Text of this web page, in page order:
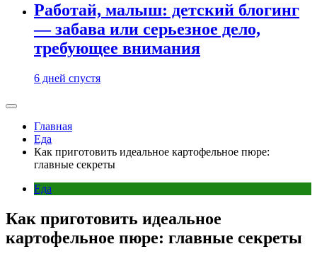
Работай, малыш: детский блогинг
— забава или серьезное дело,
требующее внимания
6 дней спустя
Главная
Еда
Как приготовить идеальное картофельное пюре:
главные секреты
Еда
Как приготовить идеальное
картофельное пюре: главные секреты